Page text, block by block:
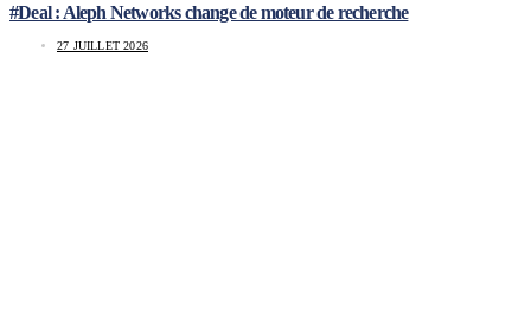
#Deal : Aleph Networks change de moteur de recherche
27 JUILLET 2026